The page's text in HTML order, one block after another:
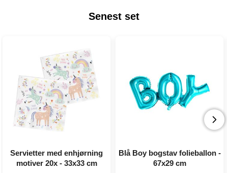
Senest set
Servietter med enhjørning
motiver 20x - 33x33 cm
Blå Boy bogstav folieballon -
67x29 cm